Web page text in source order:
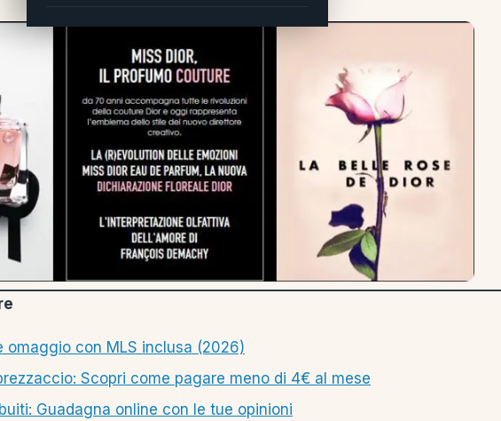
omaggio con MLS inclusa (2026)
Scopri come pagare meno di 4€ al mese
Guadagna online con le tue opinioni